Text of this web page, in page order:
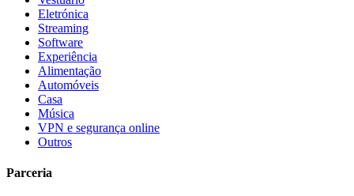
Eletrónica
Streaming
Software
Experiência
Alimentação
Automóveis
Casa
Música
VPN e segurança online
Outros
Parceria